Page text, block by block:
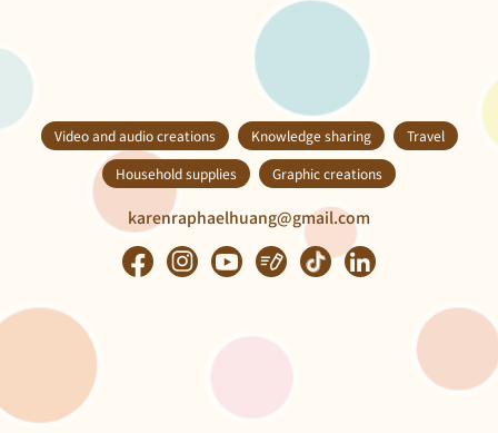
Video and audio creations Knowledge sharing
Travel
Household supplies
Graphic creations
karenraphaelhuang@gmail.com